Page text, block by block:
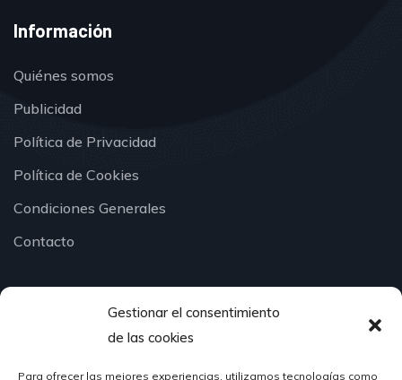
Gestionar el consentimiento
de las cookies
Para ofrecer las mejores experiencias, utilizamos tecnologías como
Información
Quiénes somos
Publicidad
Política de Privacidad
Política de Cookies
Condiciones Generales
Contacto
¿Hablamos?